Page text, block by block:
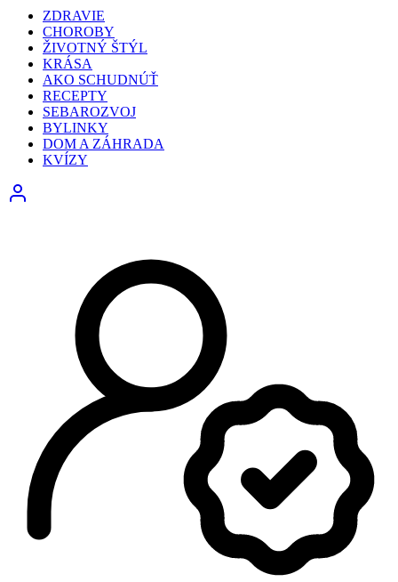
ZDRAVIE
CHOROBY
ŽIVOTNÝ ŠTÝL
KRÁSA
AKO SCHUDNÚŤ
RECEPTY
SEBAROZVOJ
BYLINKY
DOM A ZÁHRADA
KVÍZY